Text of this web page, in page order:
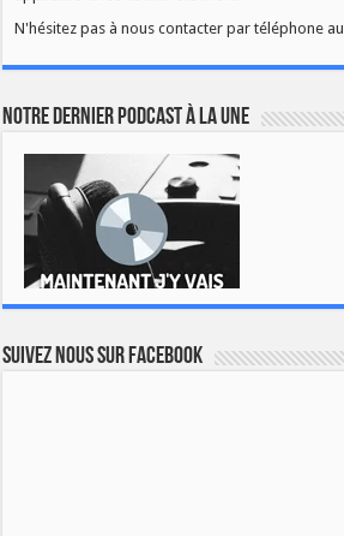
N'hésitez pas à nous contacter par téléphone au
Notre dernier podcast à la une
Suivez nous sur Facebook